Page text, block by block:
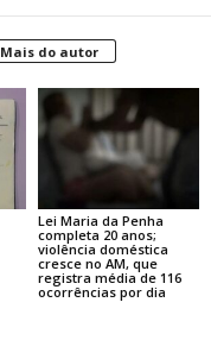
Mais do autor
Lei Maria da Penha
completa 20 anos;
violência doméstica
cresce no AM, que
registra média de 116
ocorrências por dia